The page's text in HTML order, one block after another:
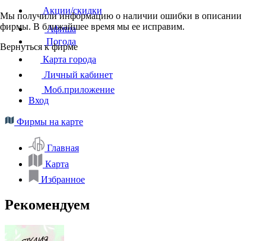
Мы получили информацию о наличии ошибки в описании
фирмы. В ближайшее время мы ее исправим.
Вернуться к фирме
Акции/скидки
Афиша
Погода
Карта города
Личный кабинет
Моб.приложение
Вход
Фирмы на карте
Главная
Карта
Избранное
Рекомендуем